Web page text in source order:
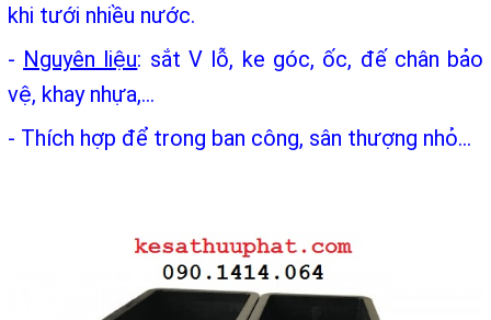
khi tưới nhiều nước.
- Nguyên liệu: sắt V lỗ, ke góc, ốc, đế chân bảo
vệ, khay nhựa,...
- Thích hợp để trong ban công, sân thượng nhỏ...